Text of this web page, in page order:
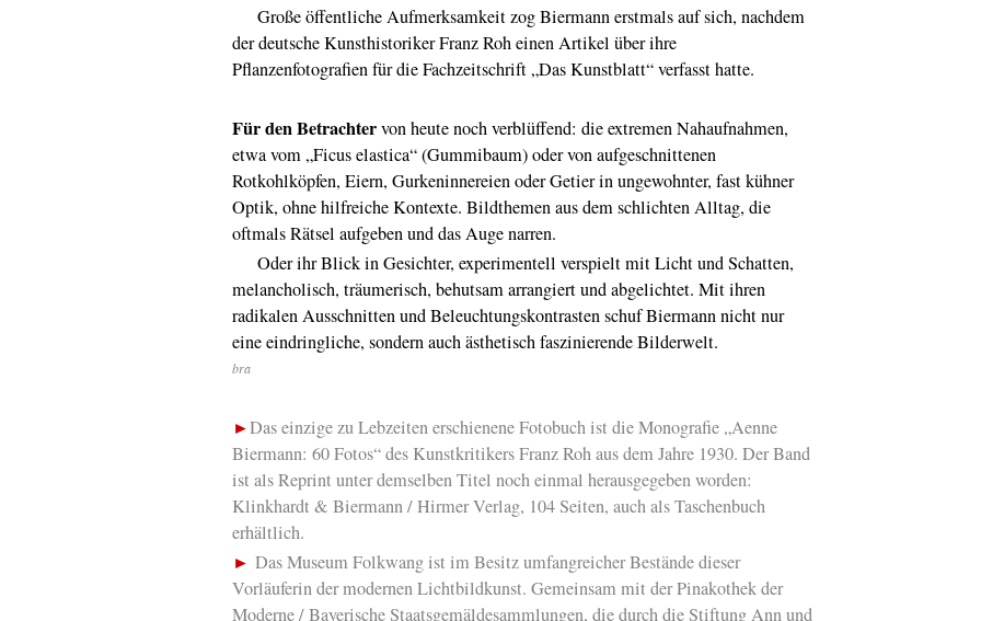
Große öffentliche Aufmerksamkeit zog Biermann erstmals auf sich, nachdem
der deutsche Kunsthistoriker Franz Roh einen Artikel über ihre
Pflanzenfotografien für die Fachzeitschrift „Das Kunstblatt“ verfasst hatte.
Für denBetrachtervon heute noch verblüffend: die extremen Nahaufnahmen,
etwa vom „Ficus elastica“ (Gummibaum) oder von aufgeschnittenen
Rotkohlköpfen, Eiern, Gurkeninnereien oder Getier in ungewohnter, fast kühner
Optik, ohne hilfreiche Kontexte. Bildthemen aus dem schlichten Alltag, die
oftmals Rätsel aufgeben und das Auge narren.
Oder ihr Blick in Gesichter, experimentell verspielt mit Licht und Schatten,
melancholisch, träumerisch, behutsam arrangiert und abgelichtet. Mit ihren
radikalen Ausschnitten und Beleuchtungskontrasten schuf Biermann nicht nur
eine eindringliche, sondern auch ästhetisch faszinierende Bilderwelt.
bra
►Das einzige zu Lebzeiten erschienene Fotobuch ist die Monografie „Aenne
Biermann: 60 Fotos“ des Kunstkritikers Franz Roh aus dem Jahre 1930. Der Band
ist als Reprint unter demselben Titel noch einmal herausgegeben worden:
Klinkhardt & Biermann / Hirmer Verlag, 104 Seiten, auch als Taschenbuch
erhältlich.
► Das Museum Folkwang ist im Besitz umfangreicher Bestände dieser
Vorläuferin der modernen Lichtbildkunst. Gemeinsam mit der Pinakothek der
Moderne / Bayerische Staatsgemäldesammlungen, die durch die Stiftung Ann und